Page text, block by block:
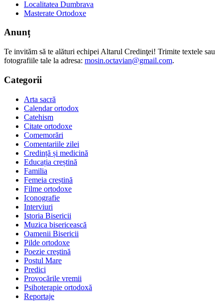
Localitatea Dumbrava
Masterate Ortodoxe
Anunț
Te invităm să te alături echipei Altarul Credinţei! Trimite textele sau
fotografiile tale la adresa: mosin.octavian@gmail.com.
Categorii
Arta sacră
Calendar ortodox
Catehism
Citate ortodoxe
Comemorări
Comentariile zilei
Credință și medicină
Educația creștină
Familia
Femeia creștină
Filme ortodoxe
Iconografie
Interviuri
Istoria Bisericii
Muzica bisericească
Oamenii Bisericii
Pilde ortodoxe
Poezie creştină
Postul Mare
Predici
Provocările vremii
Psihoterapie ortodoxă
Reportaje